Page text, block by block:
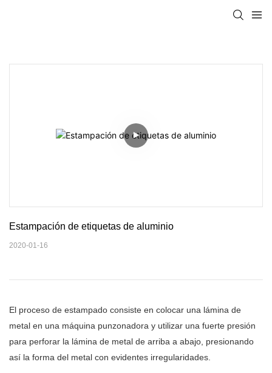
Estampación de etiquetas de aluminio
2020-01-16
El proceso de estampado consiste en colocar una lámina de
metal en una máquina punzonadora y utilizar una fuerte presión
para perforar la lámina de metal de arriba a abajo, presionando
así la forma del metal con evidentes irregularidades.